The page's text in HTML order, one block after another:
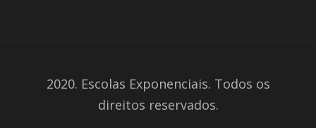
2020. Escolas Exponenciais. Todos os
direitos reservados.